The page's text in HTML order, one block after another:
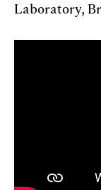
Laboratory,